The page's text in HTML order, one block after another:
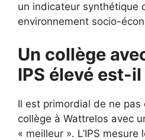
un indicateur synthétique
environnement socio-
Un collège
IPS élevé est-
Il est primordial de ne pas
collège à Wattrelos avec
« meilleur ». L’IPS